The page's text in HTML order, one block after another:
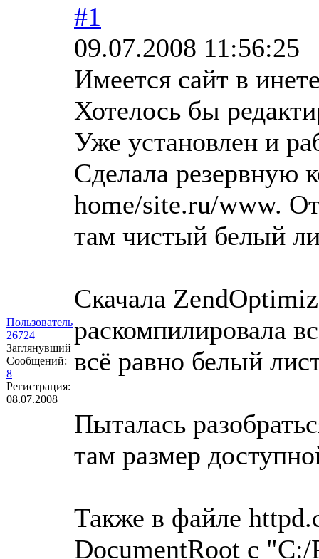
Пользователь
26724
Заглянувший
Сообщений:
8
Регистрация:
08.07.2008
#1
09.07.2008 11:56:25
Имеется сайт в
Хотелось бы
Уже установлен и
Сделала резервную
home/site.ru/www.
там чистый белый
Скачала
раскомпилировала
всё равно белый
Пыталась
там размер
Также в файле
DocumentRoot с